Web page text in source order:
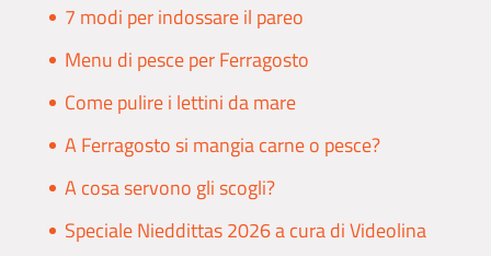
7 modi per indossare il pareo
Menu di pesce per Ferragosto
Come pulire i lettini da mare
A Ferragosto si mangia carne o pesce?
A cosa servono gli scogli?
Speciale Nieddittas 2026 a cura di Videolina